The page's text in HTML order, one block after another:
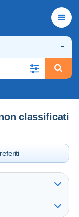
classificati